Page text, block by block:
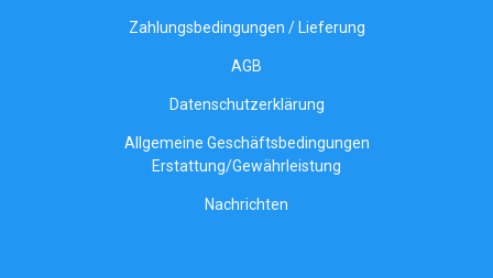
Zahlungsbedingungen / Lieferung
AGB
Datenschutzerklärung
Allgemeine Geschäftsbedingungen
Erstattung/Gewährleistung
Nachrichten